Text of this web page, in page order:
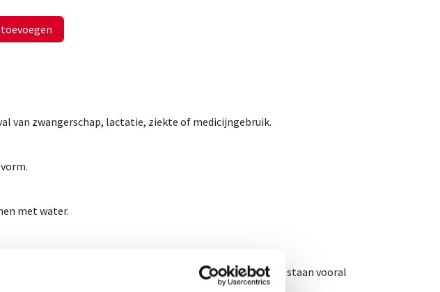
van zwangerschap, lactatie, ziekte of medicijngebruik.
met water.
(EPA) en docosahexaeenzuur (DHA) EPA en DHA staan vooral